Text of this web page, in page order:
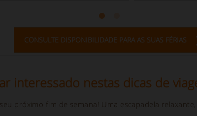
CONSULTE DISPONIBILIDADE PARA AS SUAS FÉRIAS
interessado nestas dicas de
próximo fim de semana! Uma escapadela